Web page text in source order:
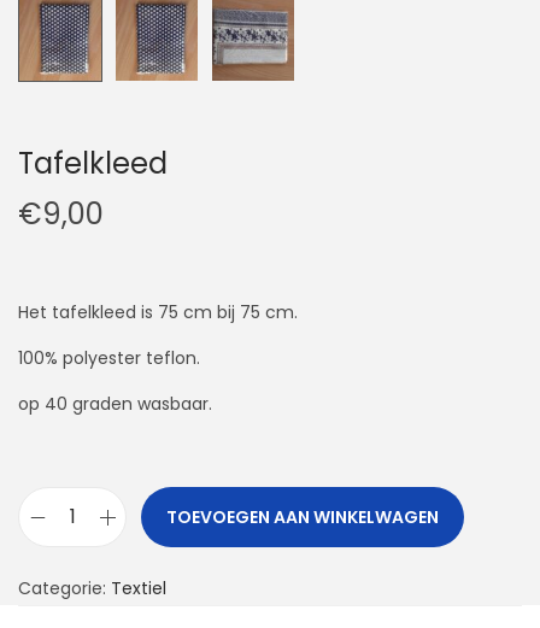
Tafelkleed
€9,00
Het tafelkleed is 75 cm bij 75 cm.
100% polyester teflon.
op 40 graden wasbaar.
f
TOEVOEGEN AAN WINKELWAGEN
Categorie: Textiel